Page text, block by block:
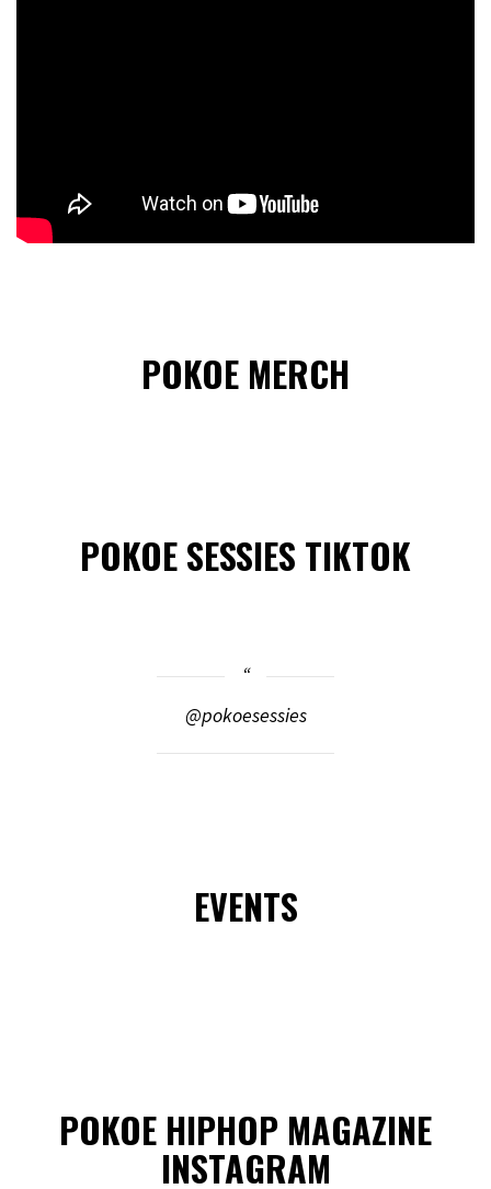
POKOE MERCH
POKOE SESSIES TIKTOK
@pokoesessies
EVENTS
POKOE HIPHOP MAGAZINE
INSTAGRAM